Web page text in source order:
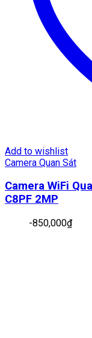
Add to wishlist
Camera Quan Sát
Camera WiFi
C8PF 2MP
-850,000₫